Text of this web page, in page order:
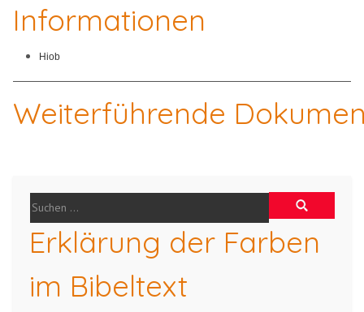
Informationen
Hiob
Weiterführende
Erklärung der Farben
im Bibeltext